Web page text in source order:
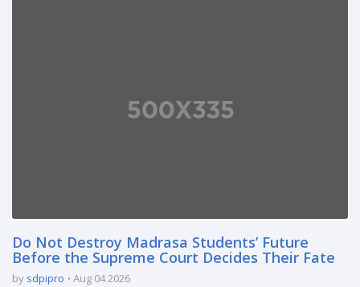
Do Not Destroy Madrasa Students’ Future
Before the Supreme Court Decides Their Fate
by sdpipro Aug 04 2026